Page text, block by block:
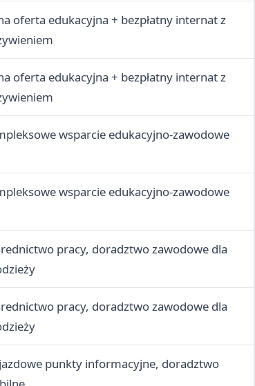
oferta edukacyjna + bezpłatny internat z
oferta edukacyjna + bezpłatny internat z
wsparcie edukacyjno-zawodowe
wsparcie edukacyjno-zawodowe
pracy, doradztwo zawodowe dla
pracy, doradztwo zawodowe dla
punkty informacyjne, doradztwo